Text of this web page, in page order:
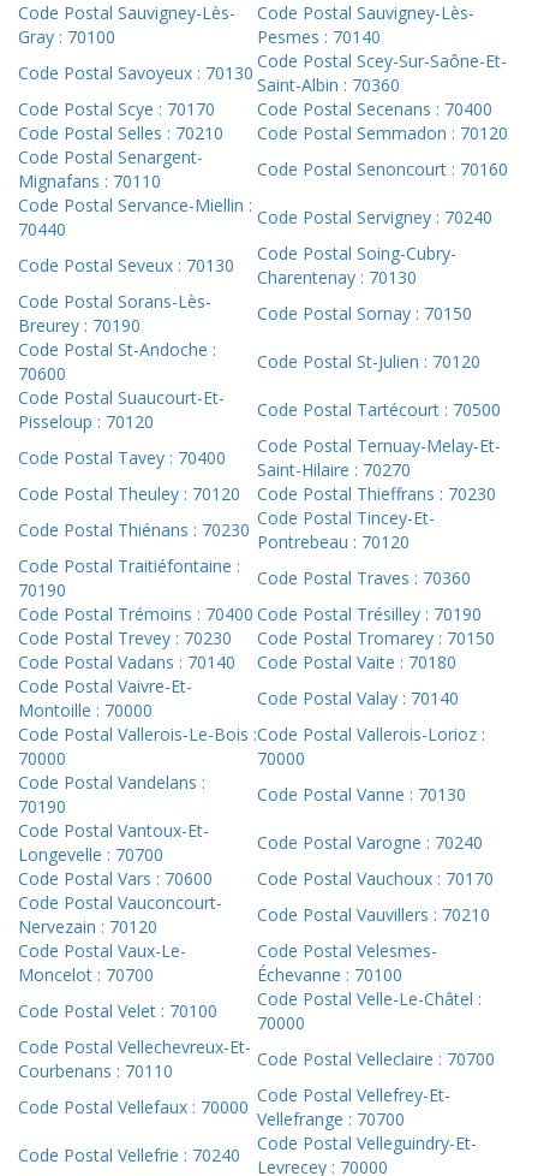
Code Postal Sauvigney-Lès-
Gray : 70100
Code Postal Sauvigney-Lès-
Pesmes : 70140
Code Postal Savoyeux : 70130
Code Postal Scey-Sur-Saône-Et-
Saint-Albin : 70360
Code Postal Scye : 70170
Code Postal Secenans : 70400
Code Postal Selles : 70210
Code Postal Semmadon : 70120
Code Postal Senargent-
Mignafans : 70110
Code Postal Senoncourt : 70160
Code Postal Servance-Miellin :
70440
Code Postal Servigney : 70240
Code Postal Seveux : 70130
Code Postal Soing-Cubry-
Charentenay : 70130
Code Postal Sorans-Lès-
Breurey : 70190
Code Postal Sornay : 70150
Code Postal St-Andoche :
70600
Code Postal St-Julien : 70120
Code Postal Suaucourt-Et-
Pisseloup : 70120
Code Postal Tartécourt : 70500
Code Postal Tavey : 70400
Code Postal Ternuay-Melay-Et-
Saint-Hilaire : 70270
Code Postal Theuley : 70120
Code Postal Thieffrans : 70230
Code Postal Thiénans : 70230
Code Postal Tincey-Et-
Pontrebeau : 70120
Code Postal Traitiéfontaine :
70190
Code Postal Traves : 70360
Code Postal Trémoins : 70400 Code Postal Trésilley : 70190
Code Postal Trevey : 70230
Code Postal Tromarey : 70150
Code Postal Vadans : 70140
Code Postal Vaite : 70180
Code Postal Vaivre-Et-
Montoille : 70000
Code Postal Valay : 70140
Code Postal Vallerois-Le-Bois :
70000
Code Postal Vallerois-Lorioz :
70000
Code Postal Vandelans :
70190
Code Postal Vanne : 70130
Code Postal Vantoux-Et-
Longevelle : 70700
Code Postal Varogne : 70240
Code Postal Vars : 70600
Code Postal Vauchoux : 70170
Code Postal Vauconcourt-
Nervezain : 70120
Code Postal Vauvillers : 70210
Code Postal Vaux-Le-
Moncelot : 70700
Code Postal Velesmes-
Échevanne : 70100
Code Postal Velet : 70100
Code Postal Velle-Le-Châtel :
70000
Code Postal Vellechevreux-Et-
Courbenans : 70110
Code Postal Velleclaire : 70700
Code Postal Vellefaux : 70000
Code Postal Vellefrey-Et-
Vellefrange : 70700
Code Postal Vellefrie : 70240
Code Postal Velleguindry-Et-
Levrecey : 70000